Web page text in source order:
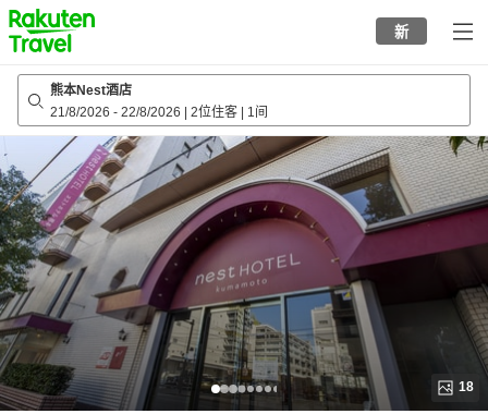
to
top
page
新
熊本Nest酒店
21/8/2026 - 22/8/2026 2位住客 1间
18